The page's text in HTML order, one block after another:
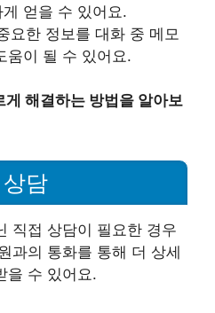
얻을 수 있어요.
요한 정보를 대화 중 메모
움이 될 수 있어요.
게 해결하는 방법을 알아보
담
직접 상담이 필요한 경우
과의 통화를 통해 더 상세
을 수 있어요.